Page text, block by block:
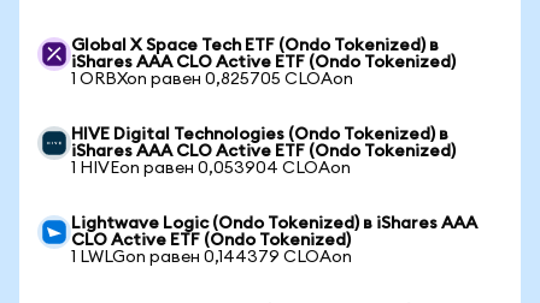
Global X Space Tech ETF (Ondo Tokenized) в
iShares AAA CLO Active ETF (Ondo Tokenized)
1 ORBXon равен 0,825705 CLOAon
HIVE Digital Technologies (Ondo Tokenized) в
iShares AAA CLO Active ETF (Ondo Tokenized)
1 HIVEon равен 0,053904 CLOAon
Lightwave Logic (Ondo Tokenized) в iShares AAA
CLO Active ETF (Ondo Tokenized)
1 LWLGon равен 0,144379 CLOAon